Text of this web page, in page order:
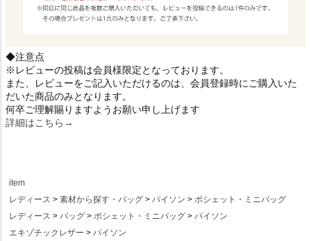
◆注意点
※レビューの投稿は会員様限定となっております。
また、レビューをご記入いただけるのは、会員登録時にご購入いた
だいた商品のみとなります。
何卒ご理解賜りますようお願い申し上げます
詳細はこちら→
item
レディース
素材から探す・バッグ パイソン
ポシェット・ミニバッグ
レディース
バッグ ポシェット・ミニバッグ
パイソン
エキゾチックレザー
パイソン